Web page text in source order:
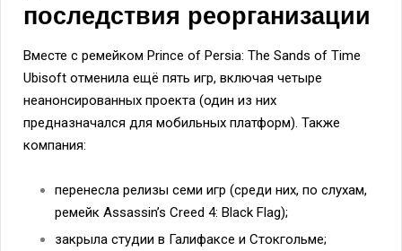
последствия реорганизации
Вместе с ремейком Prince of Persia: The Sands of Time
Ubisoft отменила ещё пять игр, включая четыре
неанонсированных проекта (один из них
предназначался для мобильных платформ). Также
компания:
перенесла релизы семи игр (среди них, по слухам,
ремейк Assassin’s Creed 4: Black Flag);
закрыла студии в Галифаксе и Стокгольме;